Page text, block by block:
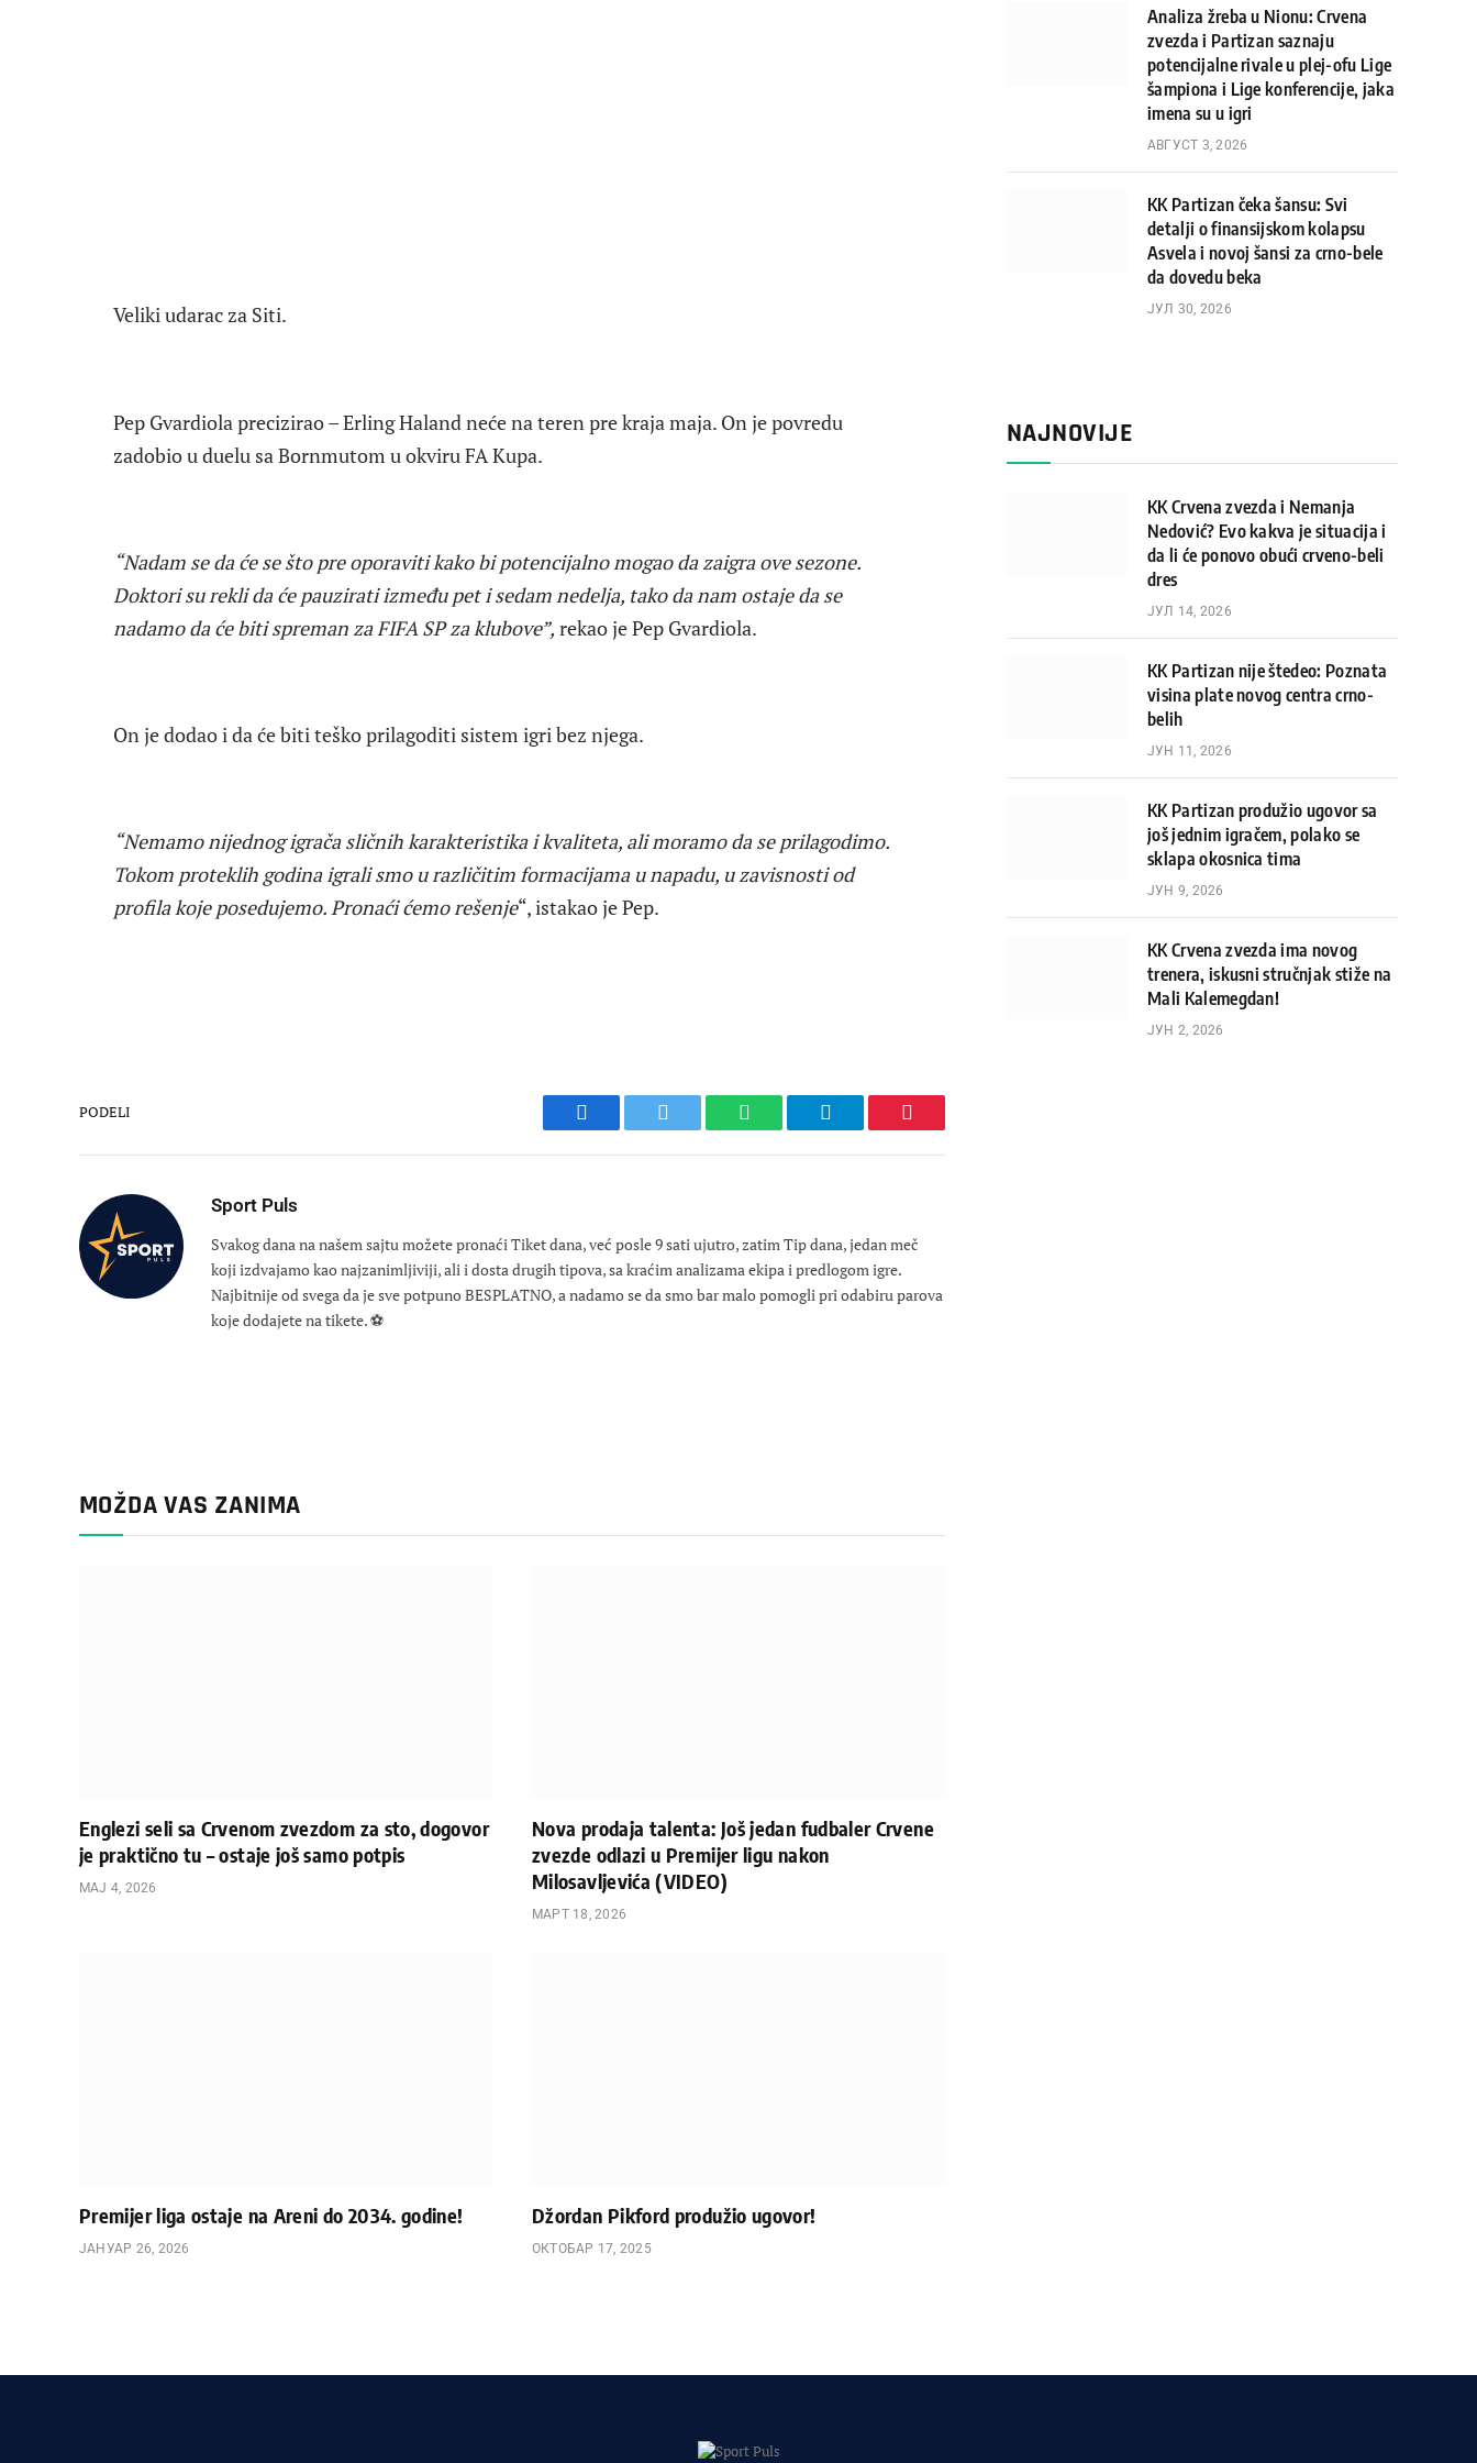
Veliki udarac za Siti.
Pep Gvardiola precizirao – Erling Haland neće na teren pre kraja maja. On je povredu
zadobio u duelu sa Bornmutom u okviru FA Kupa.
“Nadam se da će se što pre oporaviti kako bi potencijalno mogao da zaigra ove sezone.
Doktori su rekli da će pauzirati između pet i sedam nedelja, tako da nam ostaje da se
nadamo da će biti spreman za FIFA SP za klubove”, rekao je Pep Gvardiola.
On je dodao i da će biti teško prilagoditi sistem igri bez njega.
“Nemamo nijednog igrača sličnih karakteristika i kvaliteta, ali moramo da se prilagodimo.
Tokom proteklih godina igrali smo u različitim formacijama u napadu, u zavisnosti od
profila koje posedujemo. Pronaći ćemo rešenje“, istakao je Pep.
PODELI
Facebook Twitter WhatsAppTelegram Pinterest
Sport Puls
Svakog dana na našem sajtu možete pronaći Tiket dana, već posle 9 sati ujutro, zatim Tip dana, jedan meč
koji izdvajamo kao najzanimljiviji, ali i dosta drugih tipova, sa kraćim analizama ekipa i predlogom igre.
Najbitnije od svega da je sve potpuno BESPLATNO, a nadamo se da smo bar malo pomogli pri odabiru parova
koje dodajete na tikete. ⚽
MOŽDA VAS ZANIMA
Englezi seli sa Crvenom zvezdom za sto, dogovor
je praktično tu – ostaje još samo potpis
МАЈ 4, 2026
Nova prodaja talenta: Još jedan fudbaler Crvene
zvezde odlazi u Premijer ligu nakon
Milosavljevića (VIDEO)
МАРТ 18, 2026
Premijer liga ostaje na Areni do 2034. godine!
ЈАНУАР 26, 2026
Džordan Pikford produžio ugovor!
ОКТОБАР 17, 2025
Analiza žreba u Nionu: Crvena
zvezda i Partizan saznaju
potencijalne rivale u plej-ofu Lige
šampiona i Lige konferencije, jaka
imena su u igri
АВГУСТ 3, 2026
KK Partizan čeka šansu: Svi
detalji o finansijskom kolapsu
Asvela i novoj šansi za crno-bele
da dovedu beka
ЈУЛ 30, 2026
NAJNOVIJE
KK Crvena zvezda i Nemanja
Nedović? Evo kakva je situacija i
da li će ponovo obući crveno-beli
dres
ЈУЛ 14, 2026
KK Partizan nije štedeo: Poznata
visina plate novog centra crno-
belih
ЈУН 11, 2026
KK Partizan produžio ugovor sa
još jednim igračem, polako se
sklapa okosnica tima
ЈУН 9, 2026
KK Crvena zvezda ima novog
trenera, iskusni stručnjak stiže na
Mali Kalemegdan!
ЈУН 2, 2026